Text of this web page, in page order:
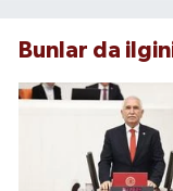
Bunlar da